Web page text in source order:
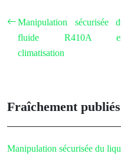
Manipulation sécurisée
fluide R410A
climatisation
Fraîchement publiés
Manipulation sécurisée du